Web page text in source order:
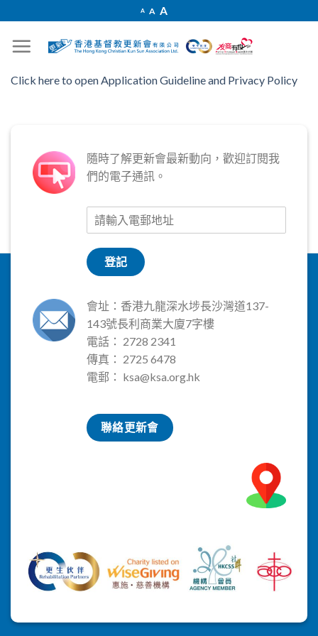
content
ADecrease
size.
AReset
size.
AIncrease
font
size.
Click here to open Application Guideline and Privacy Policy
隨時了解更新會最新動向，歡迎訂閱我
們的電子通訊。
登記
會址：香港九龍深水埗長沙灣道137-
143號長利商業大廈7字樓
電話： 2728 2341
傳真： 2725 6478
電郵： ksa@ksa.org.hk
聯絡更新會